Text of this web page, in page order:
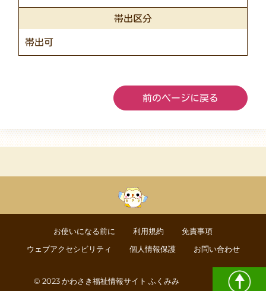
帯出区分
帯出可
前のページに戻る
お使いになる前に 利用規約
免責事項
ウェブアクセシビリティ
個人情報保護 お問い合わせ
© 2023 かわさき福祉情報サイト ふくみみ